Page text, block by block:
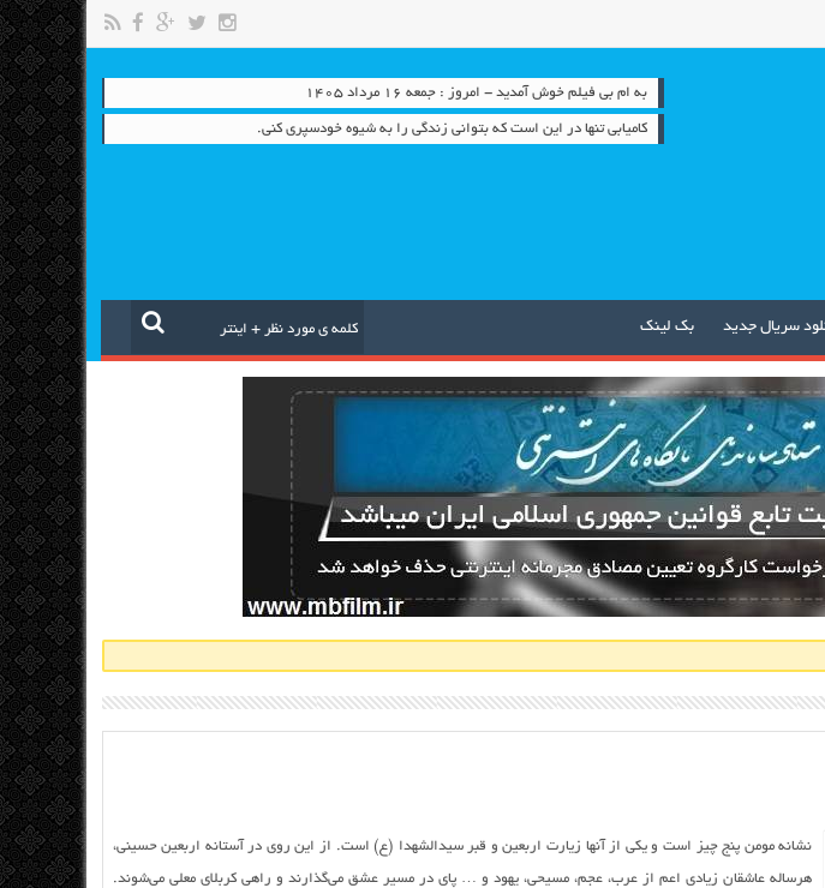
به ام بی فیلم خوش آمدید - امروز : جمعه ۱۶ مرداد ۱۴۰۵
کامیابی تنها در این است که بتوانی زندگی را به شیوه خودسپری کنی.
سریال جدید بک لینک
نشانه مومن پنج چیز است و یکی از آنها زیارت اربعین و قبر سیدالشهدا (ع) است. از این روی در آستانه اربعین حسینی،
هرساله عاشقان زیادی اعم از عرب، عجم، مسیحی، یهود و … پای در مسیر عشق می‌گذارند و راهی کربلای معلی می‌شوند.